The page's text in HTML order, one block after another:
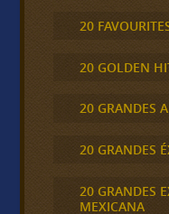
20
20 GOLDEN
20 GRANDES
20 GRANDES
20 GRANDES
MEXICANA